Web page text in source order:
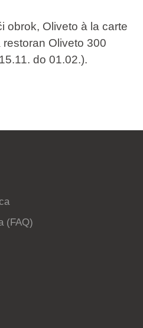
obrok, Oliveto à la carte
Oliveto 300
do 01.02.).
(FAQ)